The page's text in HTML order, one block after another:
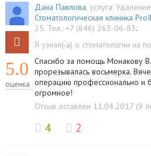
5.0
оценка
Дана Павлова, услуга:
Стоматологическая клиника
25. Тел.: +7 (846) 263-06-83.
Я узнал(-а) о стоматологии на
Спасибо за помощь Монакову
прорезывалась восьмерка.
операцию профессионально и
огромное!
Отзыв оставлен 11.04.2017 (9
4 2